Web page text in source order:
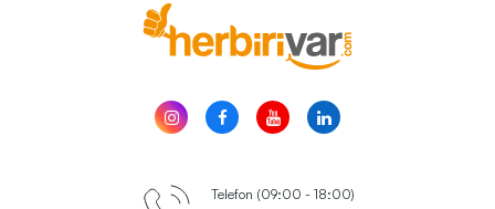
Telefon (09:00 - 18:00)